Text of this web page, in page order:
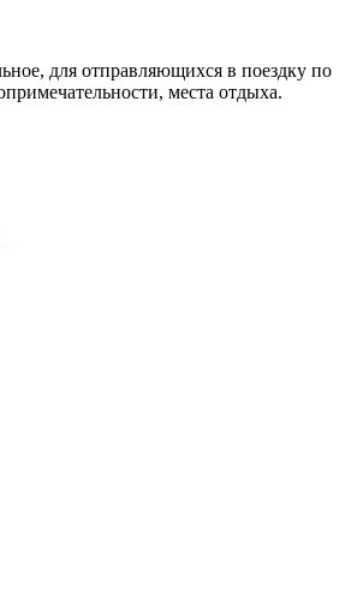
для отправляющихся в поездку по
места отдыха.